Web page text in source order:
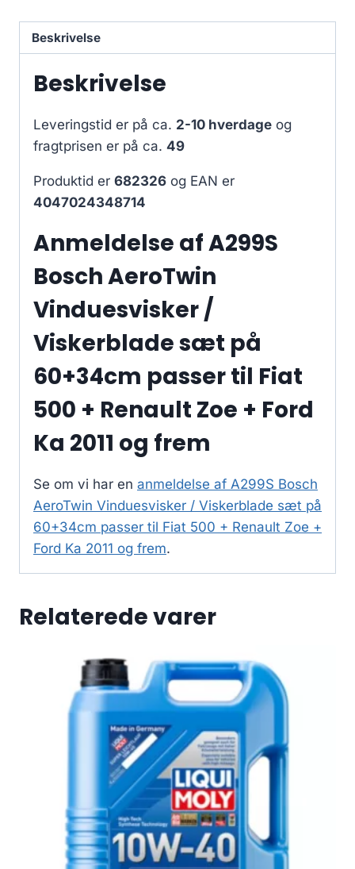
Beskrivelse
Beskrivelse
Leveringstid er på ca. 2-10 hverdage og
fragtprisen er på ca. 49
Produktid er 682326 og EAN er
4047024348714
Anmeldelse af A299S
Bosch AeroTwin
Vinduesvisker /
Viskerblade sæt på
60+34cm passer til Fiat
500 + Renault Zoe + Ford
Ka 2011 og frem
Se om vi har en anmeldelse af A299S Bosch
AeroTwin Vinduesvisker / Viskerblade sæt på
60+34cm passer til Fiat 500 + Renault Zoe +
Ford Ka 2011 og frem.
Relaterede varer